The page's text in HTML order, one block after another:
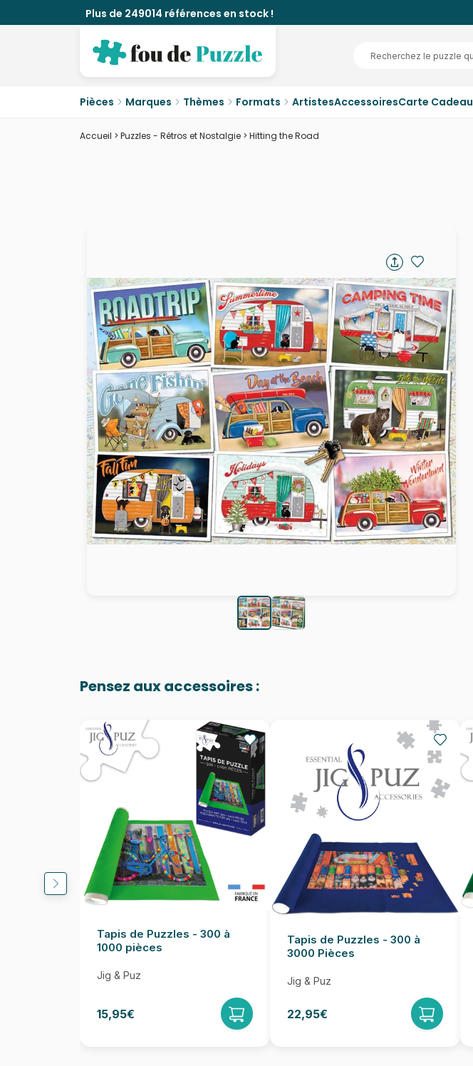
Plus de 249014 références en stock !
Pièces Marques Thèmes Formats ArtistesAccessoiresCarte Cadeau
Accueil > Puzzles - Rétros et Nostalgie > Hitting the Road
Pensez aux accessoires :
Tapis de Puzzles - 300 à
1000 pièces
Jig & Puz
15,95€
Tapis de Puzzles - 300 à
3000 Pièces
Jig & Puz
22,95€